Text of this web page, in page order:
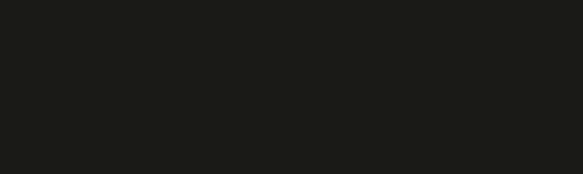
os que geraram gol ou chute
finalizações concedidas, por sinal,
365 chutes a gol, contra 402 permitidos